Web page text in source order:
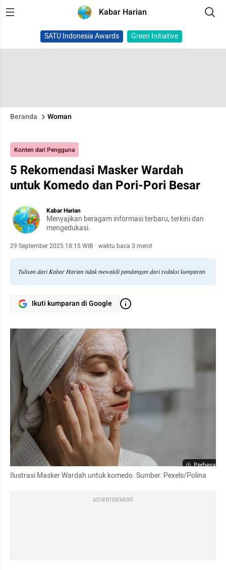
Kabar Harian
SATU Indonesia Awards Green Initiative
Beranda Woman
Konten dari Pengguna
5 Rekomendasi Masker Wardah
untuk Komedo dan Pori-Pori Besar
Kabar Harian
Menyajikan beragam informasi terbaru, terkini dan
mengedukasi.
29 September 2025 18:15 WIB · waktu baca 3 menit
Tulisan dari Kabar Harian tidak mewakili pandangan dari redaksi kumparan
Ikuti kumparan di Google
Perbesar
Ilustrasi Masker Wardah untuk komedo. Sumber: Pexels/Polina ⠀
ADVERTISEMENT